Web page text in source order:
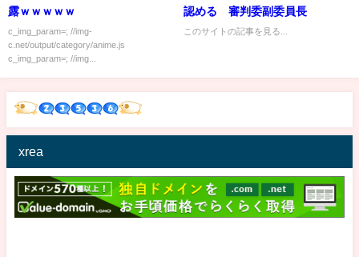
露ｗｗｗｗｗ
c_img_param=; //img-
c.net/output/category/anime.js
c_img_param=; //img...
認める 審判委副委員長
このサイトの記事を見る...
xrea